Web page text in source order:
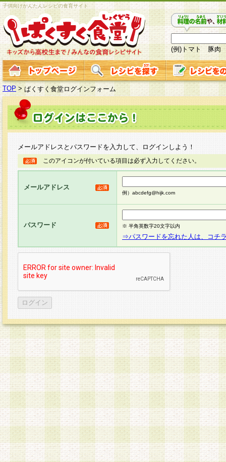
子供向けかんたんレシピの食育サイト
(例)トマト 豚肉
TOP > ぱくすく食堂ログインフォーム
メールアドレスとパスワードを入力して、ログインしよう！
このアイコンが付いている項目は必ず入力してください。
メールアドレス
例）abcdefg@hijk.com
パスワード ※ 半角英数字20文字以内
⇒パスワードを忘れた人は、コチ